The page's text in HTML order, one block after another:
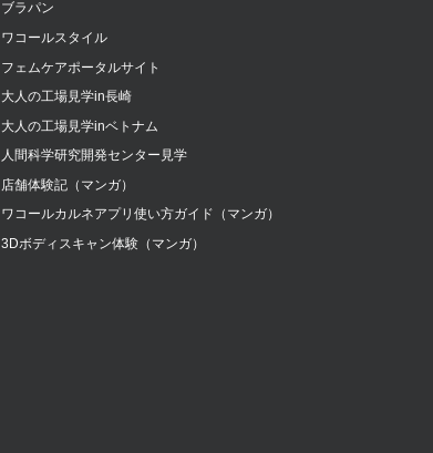
ブラパン
ワコールスタイル
フェムケアポータルサイト
大人の工場見学in長崎
大人の工場見学inベトナム
人間科学研究開発センター見学
店舗体験記（マンガ）
ワコールカルネアプリ使い方ガイド（マンガ）
3Dボディスキャン体験（マンガ）